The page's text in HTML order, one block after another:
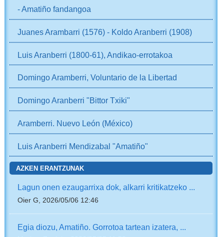
- Amatiño fandangoa
Juanes Arambarri (1576) - Koldo Aranberri (1908)
Luis Aranberri (1800-61), Andikao-errotakoa
Domingo Aramberri, Voluntario de la Libertad
Domingo Aranberri "Bittor Txiki"
Aramberri. Nuevo León (México)
Luis Aranberri Mendizabal "Amatiño"
AZKEN ERANTZUNAK
Lagun onen ezaugarrixa dok, alkarri kritikatzeko ...
Oier G, 2026/05/06 12:46
Egia diozu, Amatiño. Gorrotoa tartean izatera, ...